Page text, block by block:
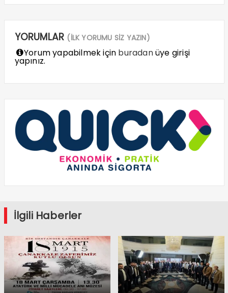
YORUMLAR (İLK YORUMU SİZ YAZIN)
Yorum yapabilmek için buradanüye girişi
yapınız.
İlgili Haberler